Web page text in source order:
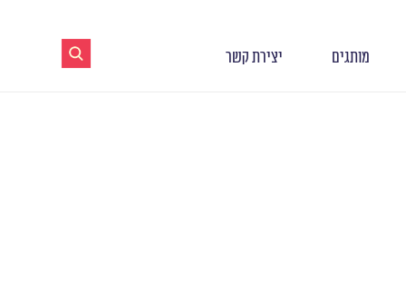
מותגים יצירת קשר